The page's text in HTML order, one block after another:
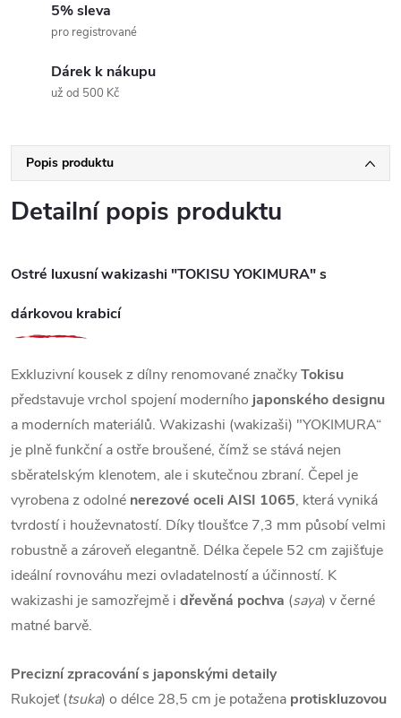
5% sleva
pro registrované
Dárek k nákupu
už od 500 Kč
Popis produktu
Detailní popis produktu
Ostré luxusní wakizashi "TOKISU YOKIMURA" s
dárkovou krabicí
Exkluzivní kousek z dílny renomované značkyTokisu
představuje vrchol spojení moderního japonského designu
a moderních materiálů. Wakizashi (wakizaši) "YOKIMURA“
je plně funkční a ostře broušené, čímž se stává nejen
sběratelským klenotem, ale i skutečnou zbraní. Čepel je
vyrobena z odolné nerezové oceli AISI 1065, která vyniká
tvrdostí i houževnatostí. Díky tloušťce 7,3 mm působí velmi
robustně a zároveň elegantně. Délka čepele 52 cm zajišťuje
ideální rovnováhu mezi ovladatelností a účinností. K
wakizashi je samozřejmě i dřevěná pochva (saya) v černé
matné barvě.
Precizní zpracování s japonskými detaily
Rukojeť (tsuka) o délce 28,5 cm je potažena protiskluzovou